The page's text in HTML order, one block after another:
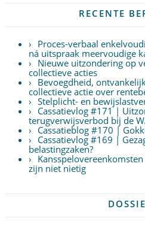
RECENTE
Proces-verbaal
ná uitspraak meervoudige
Nieuwe uitzondering op
collectieve acties
Bevoegdheid,
collectieve actie over
Stelplicht- en
Cassatievlog #171 |
terugverwijsverbod bij de
Cassatieblog #170 |
Cassatievlog #169 |
belastingzaken?
zijn niet nietig